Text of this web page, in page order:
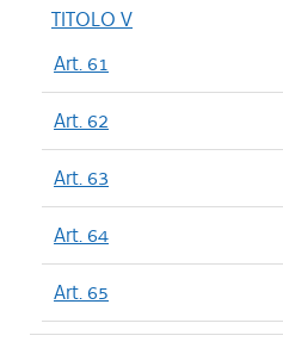
TITOLO V
Art. 61
Art. 62
Art. 63
Art. 64
Art. 65